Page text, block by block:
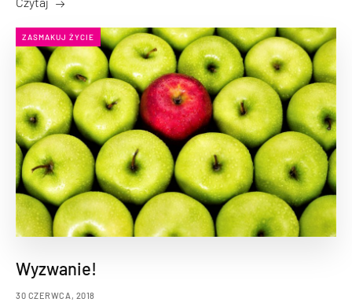
ZASMAKUJ ŻYCIE
Wyzwanie!
30 CZERWCA, 2018